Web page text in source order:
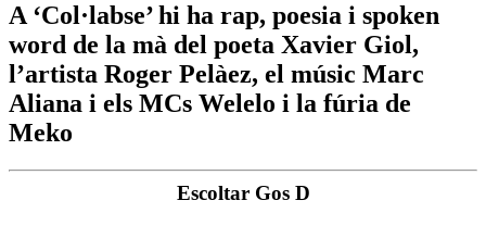
A ‘Col·labse’ hi ha rap, poesia i spoken
word de la mà del poeta Xavier Giol,
l’artista Roger Pelàez, el músic Marc
Aliana i els MCs Welelo i la fúria de
Meko
Escoltar Gos D